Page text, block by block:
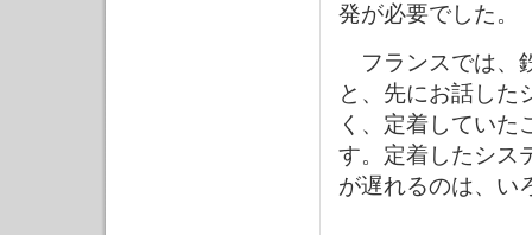
発が必要でした。
フランスでは、
と、先にお話した
く、定着していた
す。定着したシス
が遅れるのは、い